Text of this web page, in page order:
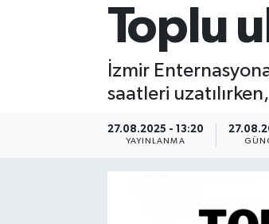
Toplu
İzmir
saatleri
27.08.2025 - 13:20
YAYINLANMA
Son Dakika Haberleri